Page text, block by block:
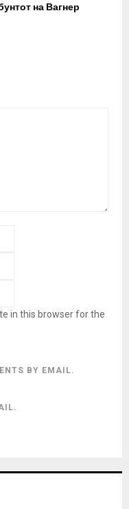
на Вагнер
in this browser for the
BY EMAIL.